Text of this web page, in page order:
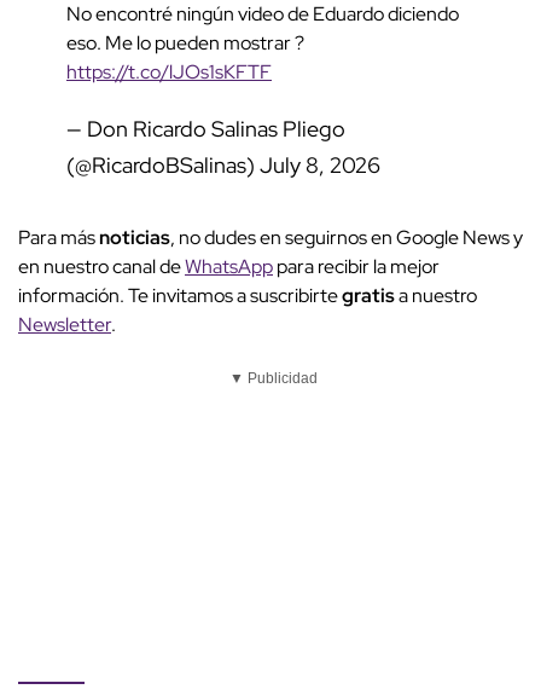
No encontré ningún video de Eduardo diciendo
eso. Me lo pueden mostrar ?
https://t.co/lJOs1sKFTF
— Don Ricardo Salinas Pliego
(@RicardoBSalinas) July 8, 2026
Para másnoticias, no dudes en seguirnos en Google News y
en nuestro canal deWhatsApppara recibir la mejor
información. Te invitamos a suscribirtegratisa nuestro
Newsletter.
▼ Publicidad